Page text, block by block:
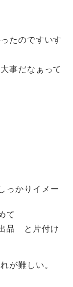
たのですいす
事だなぁって
っかりイメー
て
品 と片付け
が難しい。